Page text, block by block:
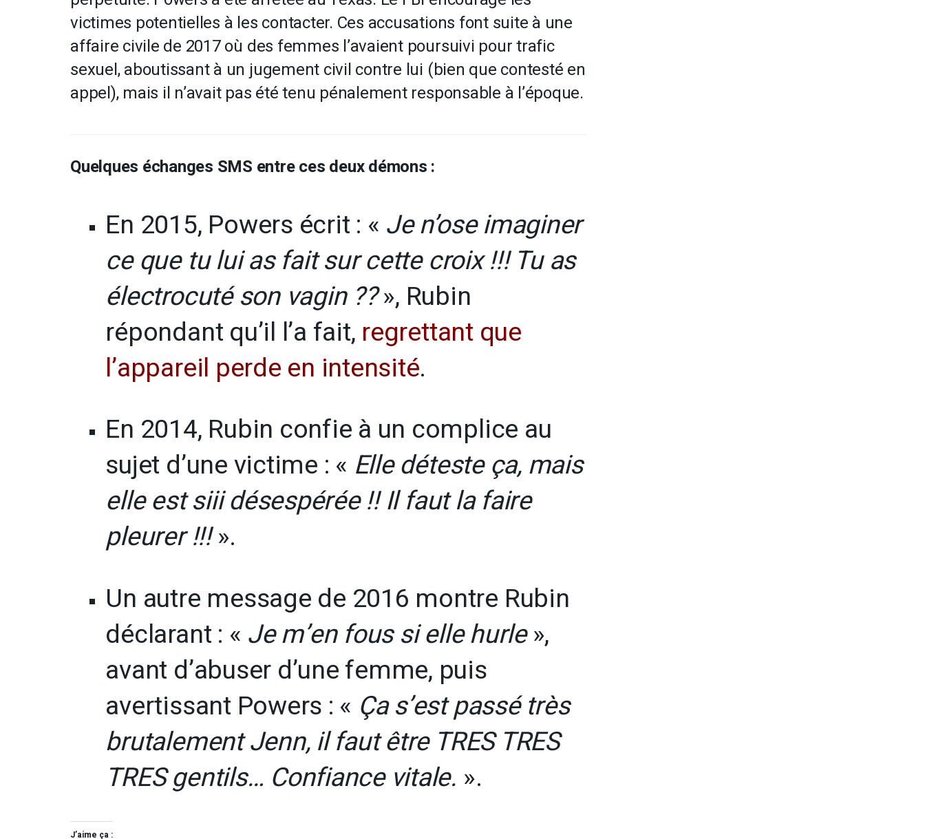
victimes potentielles à les contacter. Ces accusations font suite à une
affaire civile de 2017 où des femmes l’avaient poursuivi pour trafic
sexuel, aboutissant à un jugement civil contre lui (bien que contesté en
appel), mais il n’avait pas été tenu pénalement responsable à l’époque.
Quelques échanges SMS entre ces deux démons :
En 2015, Powers écrit : « Je n’ose imaginer
ce que tu lui as fait sur cette croix !!! Tu as
électrocuté son vagin ??», Rubin
répondant qu’il l’a fait, regrettant que
l’appareil perde en intensité.
En 2014, Rubin confie à un complice au
sujet d’une victime : « Elle déteste ça, mais
elle est siii désespérée !! Il faut la faire
pleurer !!!».
Un autre message de 2016 montre Rubin
déclarant : « Je m’en fous si elle hurle»,
avant d’abuser d’une femme, puis
avertissant Powers : « Ça s’est passé très
brutalement Jenn, il faut être TRES TRES
TRES gentils… Confiance vitale. ».
J’aime ça :